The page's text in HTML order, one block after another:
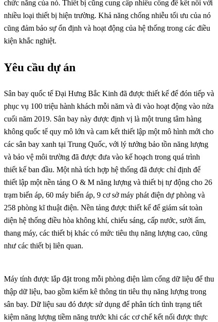
chức năng của nó. Thiết bị cũng cung cấp nhiều cổng để kết nối với
nhiều loại thiết bị hiện trường. Khả năng chống nhiễu tối ưu của nó
cũng đảm bảo sự ổn định và hoạt động của hệ thống trong các điều
kiện khắc nghiệt.
Yêu cầu dự án
Sân bay quốc tế Đại Hưng Bắc Kinh đã được thiết kế để đón tiếp và
phục vụ 100 triệu hành khách mỗi năm và đi vào hoạt động vào nửa
cuối năm 2019. Sân bay này được định vị là một trung tâm hàng
không quốc tế quy mô lớn và cam kết thiết lập một mô hình mới cho
các sân bay xanh tại Trung Quốc, với lý tưởng bảo tồn năng lượng
và bảo vệ môi trường đã được đưa vào kế hoạch trong quá trình
thiết kế ban đầu. Một nhà tích hợp hệ thống đã được chỉ định để
thiết lập một nền tảng O & M năng lượng và thiết bị tự động cho 26
trạm biến áp, 60 máy biến áp, 9 cơ sở máy phát điện dự phòng và
258 phòng kĩ thuật điện. Nền tảng được thiết kế để giám sát toàn
diện hệ thống điều hòa không khí, chiếu sáng, cấp nước, sưởi ấm,
thang máy, các thiết bị khác có mức tiêu thụ năng lượng cao, cũng
như các thiết bị liên quan.
Máy tính được lắp đặt trong mỗi phòng điện làm cổng dữ liệu để thu
thập dữ liệu, bao gồm kiểm kê thông tin tiêu thụ năng lượng trong
sân bay. Dữ liệu sau đó được sử dụng để phân tích tình trạng tiết
kiệm năng lượng tiềm năng trước khi các cơ chế kết nối được thực